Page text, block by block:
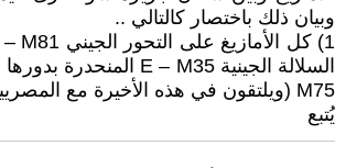
وبيان ذلك باختصار كالتالي ..
M75 (ويلتقون في هذه الأخيرة مع المصريين) .
يُتبع